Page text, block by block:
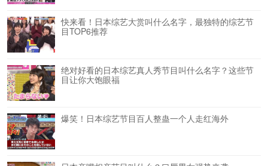
快来看！日本综艺大赏叫什么名字，最独特的综艺节
目TOP6推荐
绝对好看的日本综艺真人秀节目叫什么名字？这些节
目让你大饱眼福
爆笑！日本综艺节目百人整蛊一个人走红海外